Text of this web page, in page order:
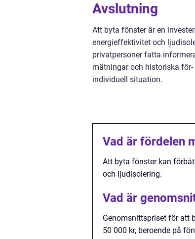
Avslutning
Att byta fönster är en
energieffektivitet och
privatpersoner fatta
mätningar och historiska
individuell situation.
Vad är fördelen
Att byta fönster kan
och ljudisolering.
Vad är
Genomsnittspriset för att
50 000 kr, beroende på